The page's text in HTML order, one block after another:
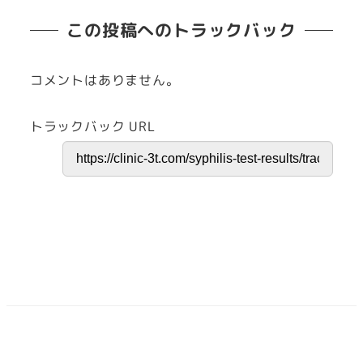
この投稿へのトラックバック
コメントはありません。
トラックバック URL